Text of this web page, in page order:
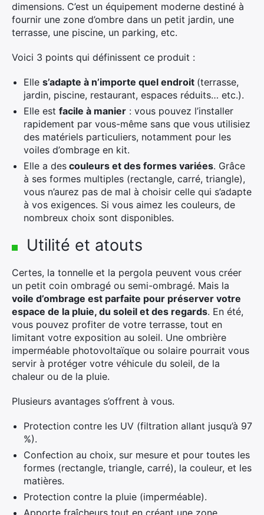
dimensions. C’est un équipement moderne destiné à
fournir une zone d’ombre dans un petit jardin, une
terrasse, une piscine, un parking, etc.
Voici 3 points qui définissent ce produit :
Elle s’adapte à n’importe quel endroit (terrasse,
jardin, piscine, restaurant, espaces réduits… etc.).
Elle est facile à manier : vous pouvez l’installer
rapidement par vous-même sans que vous utilisiez
des matériels particuliers, notamment pour les
voiles d’ombrage en kit.
Elle a des couleurs et des formes variées. Grâce
à ses formes multiples (rectangle, carré, triangle),
vous n’aurez pas de mal à choisir celle qui s’adapte
à vos exigences. Si vous aimez les couleurs, de
nombreux choix sont disponibles.
Utilité et atouts
Certes, la tonnelle et la pergola peuvent vous créer
un petit coin ombragé ou semi-ombragé. Mais la
voile d’ombrage est parfaite pour préserver votre
espace de la pluie, du soleil et des regards. En été,
vous pouvez profiter de votre terrasse, tout en
limitant votre exposition au soleil. Une ombrière
imperméable photovoltaïque ou solaire pourrait vous
servir à protéger votre véhicule du soleil, de la
chaleur ou de la pluie.
Plusieurs avantages s’offrent à vous.
Protection contre les UV (filtration allant jusqu’à 97
%).
Confection au choix, sur mesure et pour toutes les
formes (rectangle, triangle, carré), la couleur, et les
matières.
Protection contre la pluie (imperméable).
Apporte fraîcheurs tout en créant une zone